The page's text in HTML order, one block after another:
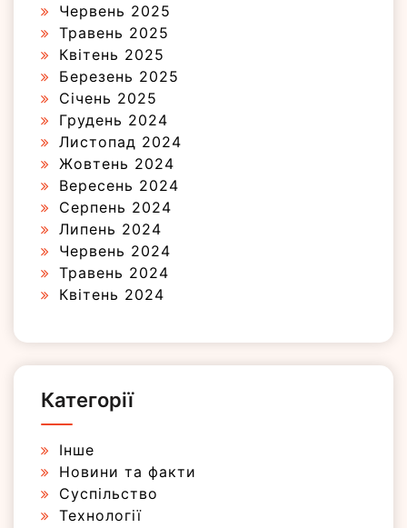
Червень 2025
Травень 2025
Квітень 2025
Березень 2025
Січень 2025
Грудень 2024
Листопад 2024
Жовтень 2024
Вересень 2024
Серпень 2024
Липень 2024
Червень 2024
Травень 2024
Квітень 2024
Категорії
Інше
Новини та факти
Суспільство
Технології